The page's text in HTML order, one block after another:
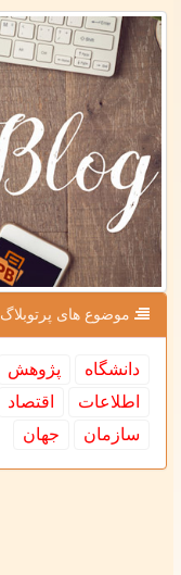
موضوع های پرتوبلاگ
دانشگاه پژوهش
اطلاعات
اقتصاد
سازمان
جهان